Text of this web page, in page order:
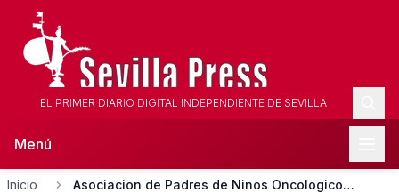
EL PRIMER DIARIO DIGITAL INDEPENDIENTE DE SEVILLA
Menú
Inicio Asociacion de Padres de Ninos Oncologicos de Andalucia  AND...